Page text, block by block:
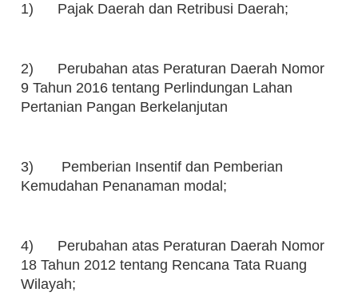
1) Pajak Daerah dan Retribusi Daerah;
2) Perubahan atas Peraturan Daerah Nomor
9 Tahun 2016 tentang Perlindungan Lahan
Pertanian Pangan Berkelanjutan
3) Pemberian Insentif dan Pemberian
Kemudahan Penanaman modal;
4) Perubahan atas Peraturan Daerah Nomor
18 Tahun 2012 tentang Rencana Tata Ruang
Wilayah;